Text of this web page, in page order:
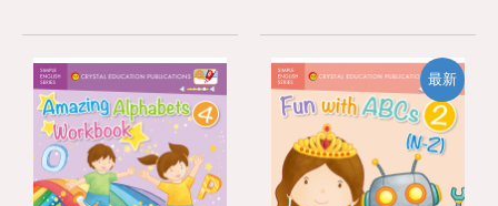
最新